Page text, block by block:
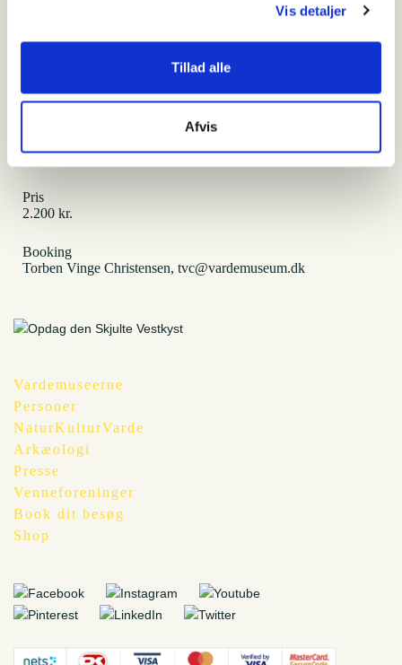
Vis detaljer
Tillad alle
Afvis
Hele året, husk tøj efter vejr og årstid.
Max. 30 elever pr. gruppe
Ca. 2 timer
Pris
2.200 kr.
Booking
Torben Vinge Christensen, tvc@vardemuseum.dk
Vardemuseerne
Personer
NaturKulturVarde
Arkæologi
Presse
Venneforeninger
Book dit besøg
Shop